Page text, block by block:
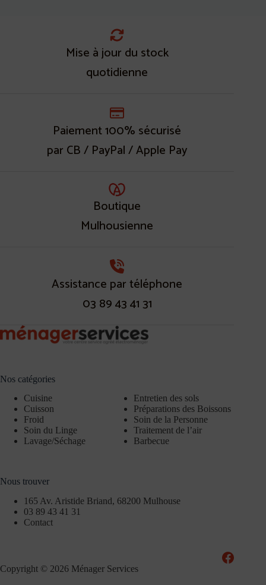
Mise à jour du stock
quotidienne
Paiement 100% sécurisé
par CB / PayPal / Apple Pay
Boutique
Mulhousienne
Assistance par téléphone
03 89 43 41 31
Nos catégories
Cuisine
Cuisson
Froid
Soin du Linge
Lavage/Séchage
Entretien des sols
Préparations des Boissons
Soin de la Personne
Traitement de l’air
Barbecue
Nous trouver
165 Av. Aristide Briand, 68200 Mulhouse
03 89 43 41 31
Contact
Copyright © 2026 Ménager Services